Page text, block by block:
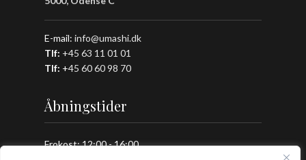
E-mail: info@umashi.dk
Tlf: +45 63 11 01 01
Tlf: +45 60 60 98 70
Åbningstider
Frokost: 12:00 - 16:00